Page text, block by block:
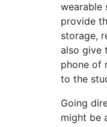
wearable
provide
storage,
also give
phone of
to the
Going
might be